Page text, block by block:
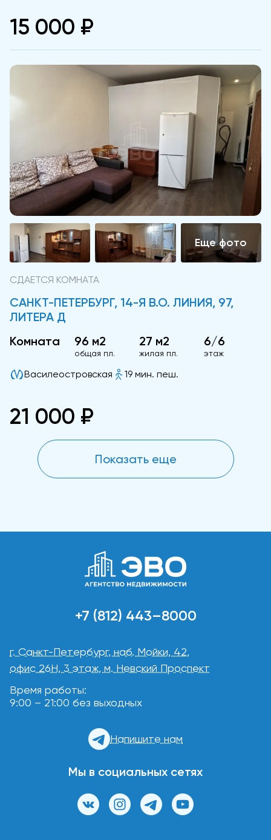
15 000 ₽
СДАЕТСЯ КОМНАТА
САНКТ-ПЕТЕРБУРГ, 14-Я В.О. ЛИНИЯ, 97,
ЛИТЕРА Д
Комната
96 м2
общая пл.
27 м2
жилая пл.
6/6
этаж
Василеостровская 19 мин. пеш.
21 000 ₽
Показать еще
+7 (812) 443–8000
г. Санкт-Петербург, наб. Мойки, 42,
офис 26Н, 3 этаж, м. Невский Проспект
Время работы:
9:00 – 21:00 без выходных
Напишите нам
Мы в социальных сетях